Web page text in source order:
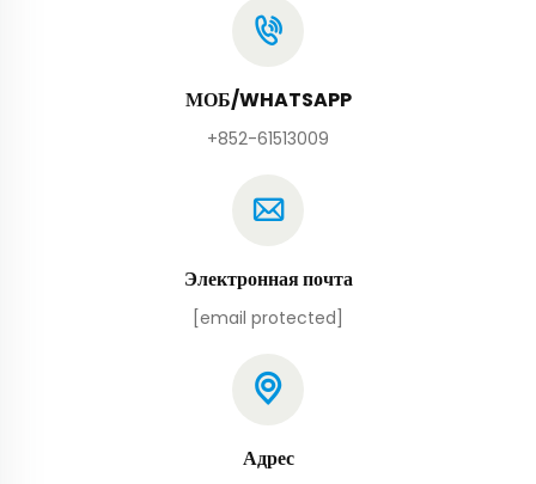
МОБ/WHATSAPP
+852-61513009
Электронная почта
[email protected]
Адрес